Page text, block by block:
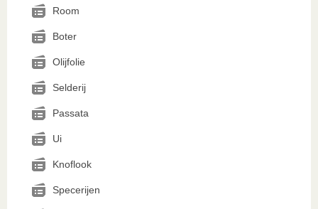
Room
Boter
Olijfolie
Selderij
Passata
Ui
Knoflook
Specerijen